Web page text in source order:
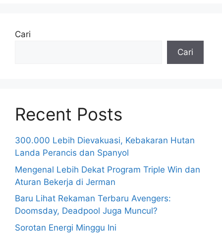
Cari
Cari
Recent Posts
300.000 Lebih Dievakuasi, Kebakaran Hutan
Landa Perancis dan Spanyol
Mengenal Lebih Dekat Program Triple Win dan
Aturan Bekerja di Jerman
Baru Lihat Rekaman Terbaru Avengers:
Doomsday, Deadpool Juga Muncul?
Sorotan Energi Minggu Ini